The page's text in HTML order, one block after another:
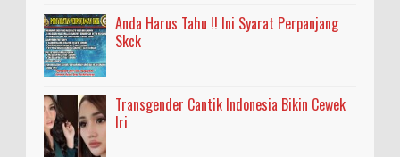
Anda Harus Tahu !! Ini Syarat Perpanjang
Skck
Transgender Cantik Indonesia Bikin Cewek
Iri